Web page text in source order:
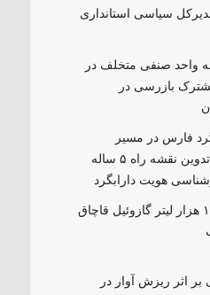
سیاسی استانداری
واحد صنفی متخلف در
بازرسی در
فارس در مسیر
یونسکو/تدوین نقشه راه ۵ ساله
هویت دارابگرد
کشف ۱۰ هزار لیتر گازوئیل قاچاق
اثر ریزش آوار در